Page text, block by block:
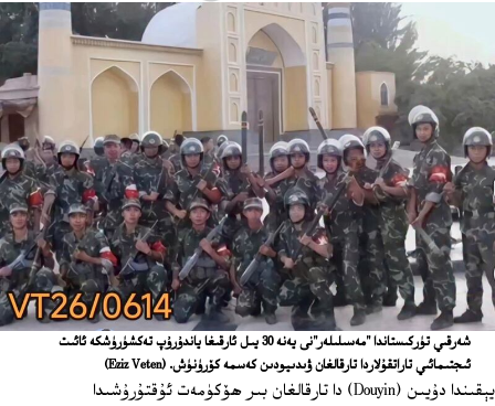
شەرقىي تۈركىستاندا "مەسىلىلەر"نى يەنە 30 يىل ئارقىغا ياندۇرۇپ تەكشۈرۈشكە ئائىت
ئىجتىمائىي تاراتقۇلاردا تارقالغان ۋىدىيودىن كەسمە كۆرۈنۈش.(Eziz Veten)
يېقىندا دۇيىن (Douyin) دا تارقالغان بىر ھۆكۈمەت ئۇقتۇرۇشىدا